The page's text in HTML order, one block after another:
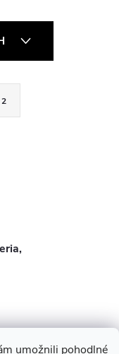
umožnili pohodlné
2